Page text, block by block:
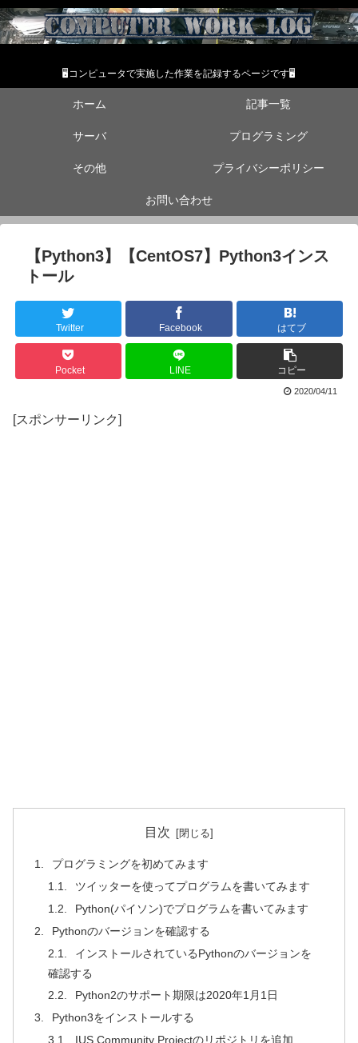
🖥コンピュータで実施した作業を記録するページです🖥
ホーム 記事一覧
サーバ プログラミング
その他 プライバシーポリシー
お問い合わせ
【Python3】【CentOS7】Python3インス
トール
Twitter Facebook はてブ
Pocket LINE コピー
2020/04/11
[スポンサーリンク]
目次
プログラミングを初めてみます
ツイッターを使ってプログラムを書いてみます
Python(パイソン)でプログラムを書いてみます
Pythonのバージョンを確認する
インストールされているPythonのバージョンを
確認する
Python2のサポート期限は2020年1月1日
Python3をインストールする
IUS Community Projectのリポジトリを追加